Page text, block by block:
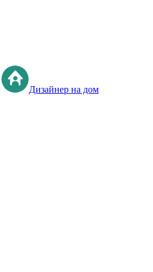
Дизайнер на дом